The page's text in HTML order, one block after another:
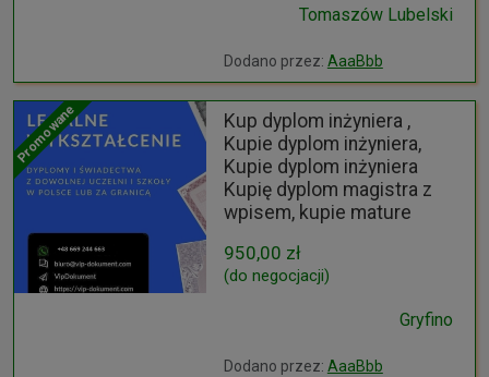
Tomaszów Lubelski
Dodano przez: AaaBbb
Promowane
Kup dyplom inżyniera ,
Kupie dyplom inżyniera,
Kupie dyplom inżyniera
Kupię dyplom magistra z
wpisem, kupie mature
950,00 zł
(do negocjacji)
Gryfino
Dodano przez: AaaBbb